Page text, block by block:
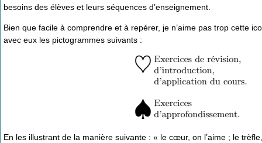
besoins des élèves et leurs séquences d’enseignement.
Bien que facile à comprendre et à repérer, je n’aime pas trop cette
avec eux les pictogrammes suivants :
En les illustrant de la manière suivante : « le cœur, on l’aime ; le